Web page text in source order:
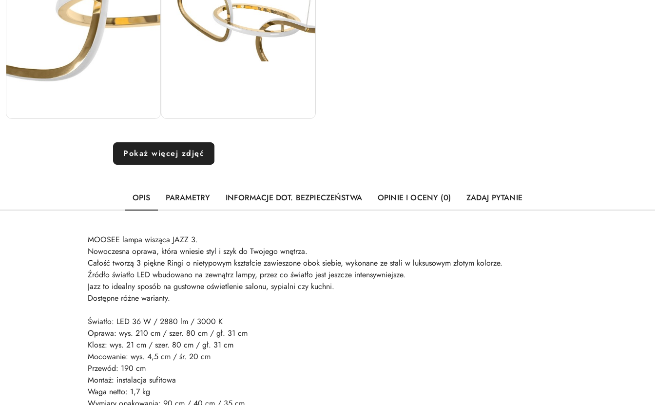
Pokaż więcej zdjęć
OPIS PARAMETRY INFORMACJE DOT. BEZPIECZEŃSTWA OPINIE I OCENY (0) ZADAJ PYTANIE
MOOSEE lampa wisząca JAZZ 3.
Nowoczesna oprawa, która wniesie styl i szyk do Twojego wnętrza.
Całość tworzą 3 piękne Ringi o nietypowym kształcie zawieszone obok siebie, wykonane ze stali w luksusowym złotym kolorze.
Źródło światło LED wbudowano na zewnątrz lampy, przez co światło jest jeszcze intensywniejsze.
Jazz to idealny sposób na gustowne oświetlenie salonu, sypialni czy kuchni.
Dostępne różne warianty.
Światło: LED 36 W / 2880 lm / 3000 K
Oprawa: wys. 210 cm / szer. 80 cm / gł. 31 cm
Klosz: wys. 21 cm / szer. 80 cm / gł. 31 cm
Mocowanie: wys. 4,5 cm / śr. 20 cm
Przewód: 190 cm
Montaż: instalacja sufitowa
Waga netto: 1,7 kg